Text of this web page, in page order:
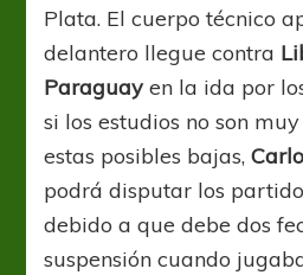
Plata. El cuerpo técnico
delantero llegue contra
Paraguay en la ida por
si los estudios no son
estas posibles bajas,
podrá disputar los
debido a que debe dos
suspensión cuando